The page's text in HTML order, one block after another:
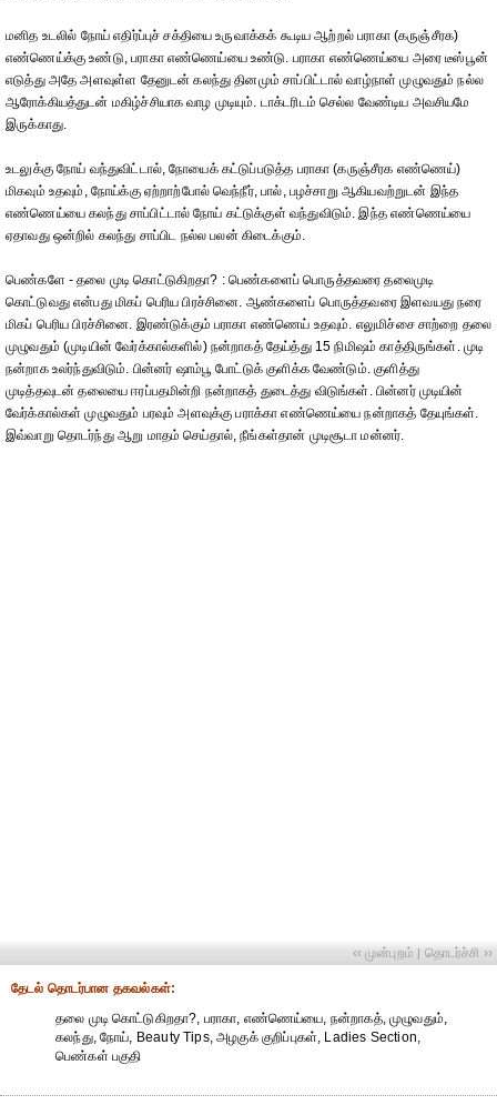
மனித உடலில் நோய் எதிர்ப்புச் சக்தியை உருவாக்கக் கூடிய ஆற்றல் பராகா (கருஞ்சீரக)
எண்ணெய்க்கு உண்டு, பராகா எண்ணெய்யை உண்டு. பராகா எண்ணெய்யை அரை டீஸ்பூன்
எடுத்து அதே அளவுள்ள தேனுடன் கலந்து தினமும் சாப்பிட்டால் வாழ்நாள் முழுவதும் நல்ல
ஆரோக்கியத்துடன் மகிழ்ச்சியாக வாழ முடியும். டாக்டரிடம் செல்ல வேண்டிய அவசியமே
இருக்காது.
உடலுக்கு நோய் வந்துவிட்டால், நோயைக் கட்டுப்படுத்த பராகா (கருஞ்சீரக எண்ணெய்)
மிகவும் உதவும், நோய்க்கு ஏற்றாற்போல் வெந்நீர், பால், பழச்சாறு ஆகியவற்றுடன் இந்த
எண்ணெய்யை கலந்து சாப்பிட்டால் நோய் கட்டுக்குள் வந்துவிடும். இந்த எண்ணெய்யை
ஏதாவது ஒன்றில் கலந்து சாப்பிட நல்ல பலன் கிடைக்கும்.
பெண்களே - தலை முடி கொட்டுகிறதா? : பெண்களைப் பொருத்தவரை தலைமுடி
கொட்டுவது என்பது மிகப் பெரிய பிரச்சினை. ஆண்களைப் பொருத்தவரை இளவயது நரை
மிகப் பெரிய பிரச்சினை. இரண்டுக்கும் பராகா எண்ணெய் உதவும். எலுமிச்சை சாற்றை தலை
முழுவதும் (முடியின் வேர்க்கால்களில்) நன்றாகத் தேய்த்து 15 நிமிஷம் காத்திருங்கள். முடி
நன்றாக உலர்ந்துவிடும். பின்னர் ஷாம்பூ போட்டுக் குளிக்க வேண்டும். குளித்து
முடித்தவுடன் தலையை ஈரப்பதமின்றி நன்றாகத் துடைத்து விடுங்கள். பின்னர் முடியின்
வேர்க்கால்கள் முழுவதும் பரவும் அளவுக்கு பராக்கா எண்ணெய்யை நன்றாகத் தேயுங்கள்.
இவ்வாறு தொடர்ந்து ஆறு மாதம் செய்தால், நீங்கள்தான் முடிசூடா மன்னர்.
‹‹ முன்புறம் | தொடர்ச்சி ››
தேட‌ல் தொட‌ர்பான தகவ‌ல்க‌ள்:
தலை முடி கொட்டுகிறதா?, பராகா, எண்ணெய்யை, நன்றாகத், முழுவதும்,
கலந்து, நோய், Beauty Tips, அழகுக் குறிப்புகள், Ladies Section,
பெண்கள் பகுதி